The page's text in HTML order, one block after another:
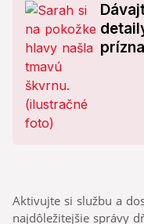
Aktivujte si službu a
najdôležitejšie správy